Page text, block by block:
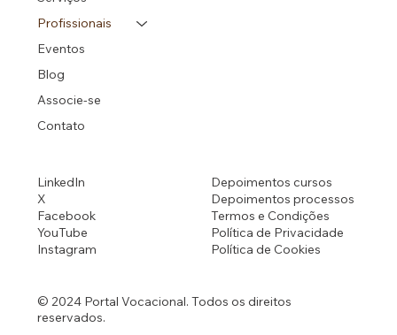
Profissionais
Eventos
Blog
Associe-se
Contato
Depoimentos cursos
Depoimentos processos
Termos e Condições
Política de Privacidade
Política de Cookies
LinkedIn
X
Facebook
YouTube
Instagram
© 2024 Portal Vocacional. Todos os direitos
reservados.